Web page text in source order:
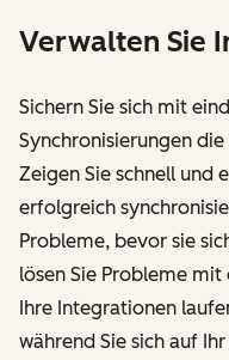
Verwalten Sie
Sichern Sie sich mit
Synchronisierungen
Zeigen Sie schnell und
erfolgreich
Probleme, bevor sie
lösen Sie Probleme
Ihre Integrationen
während Sie sich auf